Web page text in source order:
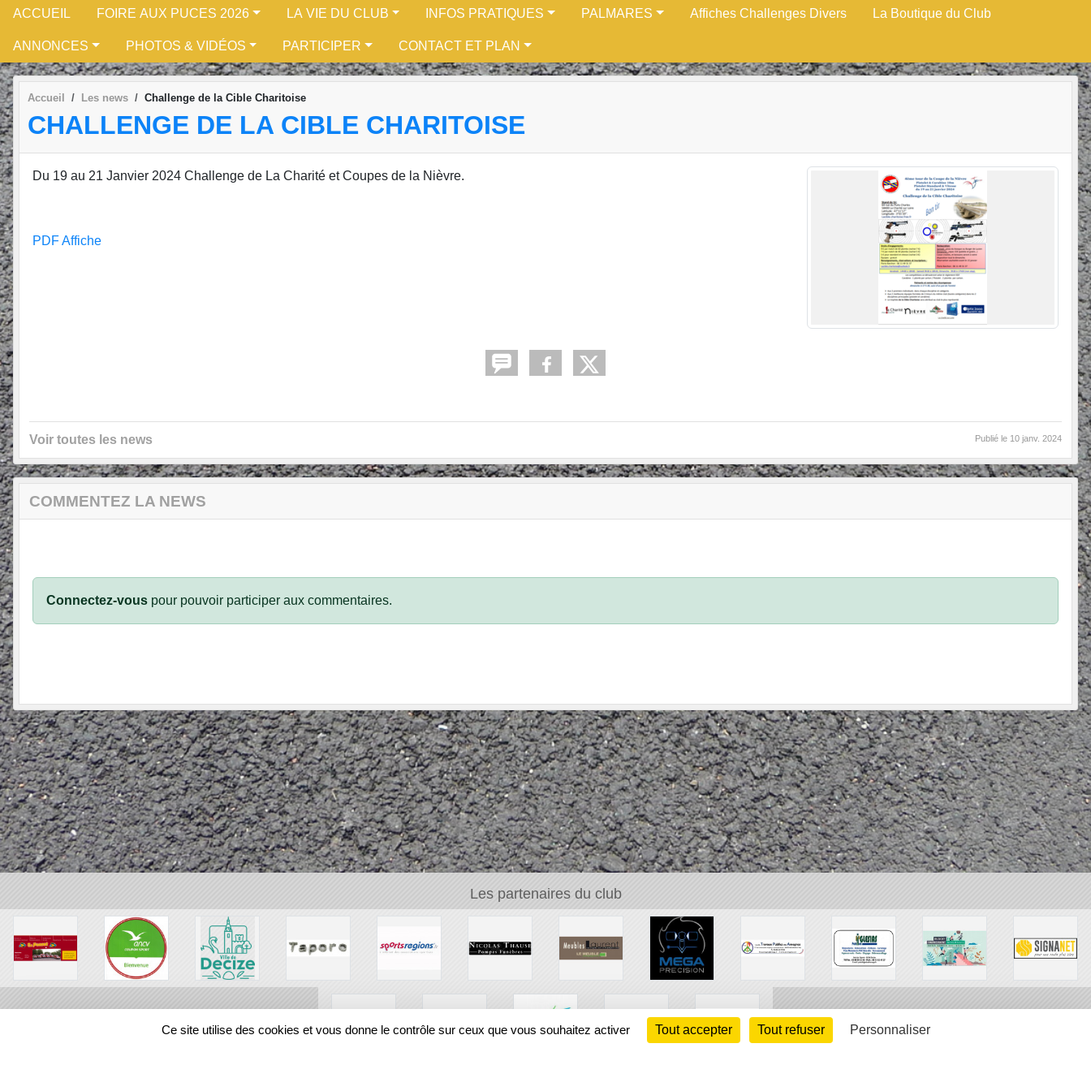
ACCUEIL FOIRE AUX PUCES 2026 LA VIE DU CLUB INFOS PRATIQUES PALMARES Affiches Challenges Divers La Boutique du Club
ANNONCES PHOTOS & VIDÉOS PARTICIPER CONTACT ET PLAN
Accueil Les news Challenge de la Cible Charitoise
CHALLENGE DE LA CIBLE CHARITOISE
Du 19 au 21 Janvier 2024 Challenge de La Charité et Coupes de la Nièvre.
PDF Affiche
Voir toutes les news Publié le 10 janv. 2024
COMMENTEZ LA NEWS
Connectez-vous pour pouvoir participer aux commentaires.
Les partenaires du club
Ce site utilise des cookies et vous donne le contrôle sur ceux que vous souhaitez activer Tout accepter Tout refuser Personnaliser